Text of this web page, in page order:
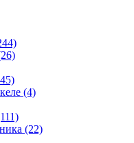
(4)
(22)